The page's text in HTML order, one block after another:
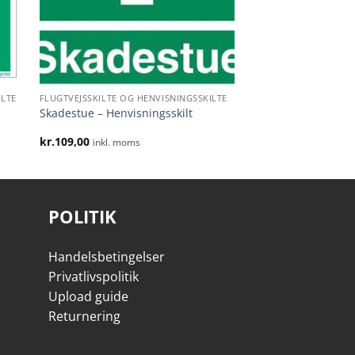
FLUGTVEJSSKILTE OG HENVISNINGSSKILTE
Skadestue – Henvisningsskilt
kr.109,00 inkl. moms
POLITIK
Handelsbetingelser
Privatlivspolitik
Upload guide
Returnering